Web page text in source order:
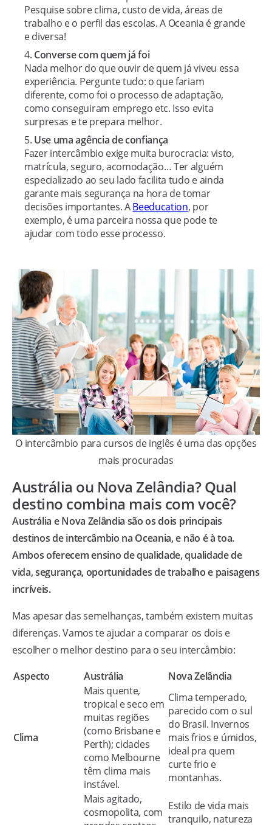
Pesquise sobre clima, custo de vida, áreas de
trabalho e o perfil das escolas. A Oceania é grande
e diversa!
Converse com quem já foi
Nada melhor do que ouvir de quem já viveu essa
experiência. Pergunte tudo: o que fariam
diferente, como foi o processo de adaptação,
como conseguiram emprego etc. Isso evita
surpresas e te prepara melhor.
Use uma agência de confiança
Fazer intercâmbio exige muita burocracia: visto,
matrícula, seguro, acomodação… Ter alguém
especializado ao seu lado facilita tudo e ainda
garante mais segurança na hora de tomar
decisões importantes. ABeeducation, por
exemplo, é uma parceira nossa que pode te
ajudar com todo esse processo.
O intercâmbio para cursos de inglês é uma das opções
mais procuradas
Austrália ou Nova Zelândia? Qual
destino combina mais com você?
Austrália e Nova Zelândia são os dois principais
destinos de intercâmbio na Oceania, e não é à toa.
Ambos oferecem ensino de qualidade, qualidade de
vida, segurança, oportunidades de trabalho e paisagens
incríveis.
Mas apesar das semelhanças, também existem muitas
diferenças. Vamos te ajudar a comparar os dois e
escolher o melhor destino para o seu intercâmbio:
Aspecto
Austrália Nova Zelândia
Clima
Mais quente,
tropical e seco em
muitas regiões
(como Brisbane e
Perth); cidades
como Melbourne
têm clima mais
instável.
Clima temperado,
parecido com o sul
do Brasil. Invernos
mais frios e úmidos,
ideal pra quem
curte frio e
montanhas.
Mais agitado,
cosmopolita, com Estilo de vida mais
tranquilo, natureza